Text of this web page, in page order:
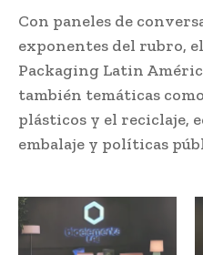
Con paneles de
exponentes del rubro,
Packaging Latin
también temáticas
plásticos y el reciclaje,
embalaje y políticas